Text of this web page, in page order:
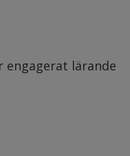
engagerat lärande